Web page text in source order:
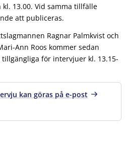
13.00. Vid samma tillfälle
att publiceras.
Ragnar Palmkvist och
Ann Roos kommer sedan
för intervjuer kl. 13.15-
kan göras på e-post